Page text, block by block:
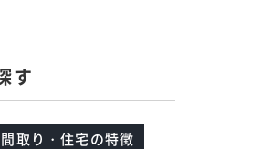
す
間取り・住宅の特徴